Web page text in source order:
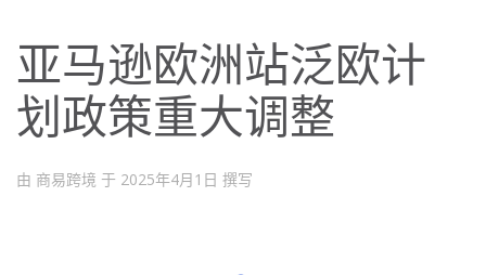
亚马逊欧洲站泛欧计
划政策重大调整
由 商易跨境 于 2025年4月1日 撰写